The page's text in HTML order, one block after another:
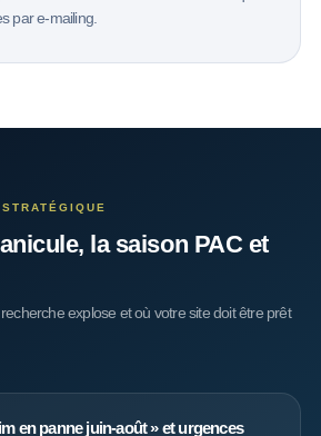
par e-mailing.
la saison PAC et
explose et où votre site doit être prêt
en panne juin-août » et urgences